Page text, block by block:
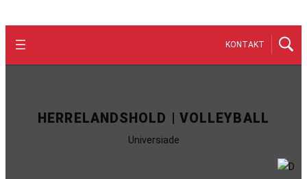
KONTAKT
HERRELANDSHOLD | VOLLEYBALL
Universiade